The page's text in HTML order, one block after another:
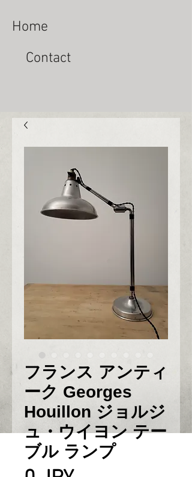
Home
Contact
フランス アンティ
ーク Georges
Houillon ジョルジ
ュ・ウイヨン テー
ブル ランプ